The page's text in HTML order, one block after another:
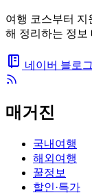
여행 코스부터 지
해 정리하는 정보
네이버 블로그
매거진
국내여행
해외여행
꿀정보
할인·특가